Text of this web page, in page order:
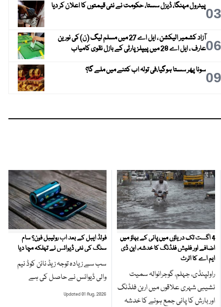
03پیٹرول مہنگا، ڈیزل سستا، حکومت نے نئی قیمتوں کا اعلان کر دیا
06
آزاد کشمیر الیکشن ، ایل اے 27 میں مسلم لیگ (ن) کی نورین
عارف ، ایل اے 28 میں پیپلز پارٹی کے بازل نقوی کامیاب
09سونا پھر سستا ہوگیا،فی تولہ اب کتنے میں ملے گا؟
4 اگست تک دریاؤں میں پانی کے بہاؤ میں
اضافے اور فلیش فلڈنگ کا خدشہ، این ڈی
ایم اے کا الرٹ
راولپنڈی، جہلم، گوجرانوالہ سمیت
نشیبی شہری علاقوں میں اربن فلڈنگ
اور بارش کا پانی جمع ہونے کا خدشہ
فولڈ ایبل کے بعد اب رولیبل فون؟ سام
سنگ کی نئی ڈیوائس نے تہلکہ مچا دیا
سب سے زیادہ توجہ زیڈ نائن کوڈ نیم
والی ڈیوائس نے حاصل کی ہے
Updated 01 Aug, 2026